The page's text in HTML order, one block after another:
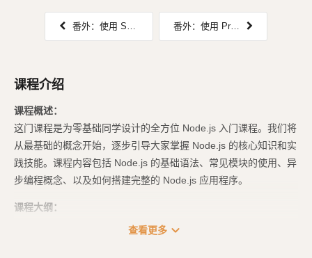
番外：使用 SQL Server (MSSQL) 番外：使用 Prisma ORM
课程介绍
课程概述：
这门课程是为零基础同学设计的全方位 Node.js 入门课程。我们将
从最基础的概念开始，逐步引导大家掌握 Node.js 的核心知识和实
践技能。课程内容包括 Node.js 的基础语法、常见模块的使用、异
步编程概念、以及如何搭建完整的 Node.js 应用程序。
课程大纲：
Node.js 入门：学习如何设置 Node.js 环境，并探索 Node.js 的基础语
查看更多 expand_more